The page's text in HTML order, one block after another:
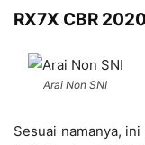
RX7X CBR 2020
Arai Non SNI
Sesuai namanya,